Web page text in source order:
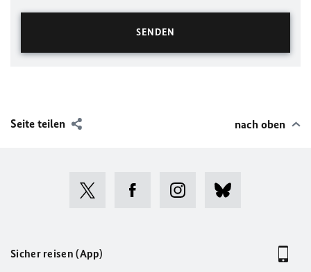
Seite teilen nach oben
Sicher reisen (App)